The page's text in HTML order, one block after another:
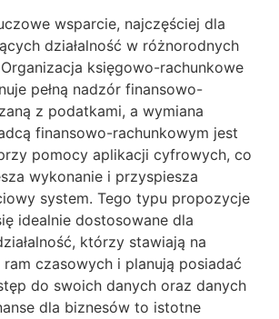
wsparcie, najczęściej dla
działalność w różnorodnych
księgowo-rachunkowe
pełną nadzór finansowo-
z podatkami, a wymiana
finansowo-rachunkowym jest
pomocy aplikacji cyfrowych, co
wykonanie i przyspiesza
system. Tego typu propozycje
idealnie dostosowane dla
którzy stawiają na
czasowych i planują posiadać
do swoich danych oraz danych
dla biznesów to istotne